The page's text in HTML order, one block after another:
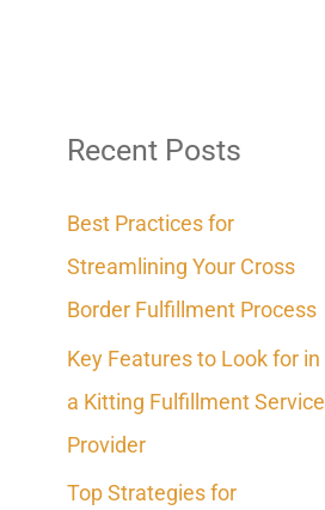
c
f
o
r
Recent Posts
Best Practices for
Streamlining Your Cross
Border Fulfillment Process
Key Features to Look for in
a Kitting Fulfillment Service
Provider
Top Strategies for